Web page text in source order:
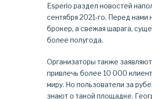
Esperio раздел новостей
сентября 2021-го. Перед нами
брокер, а свежая шарага,
более полугода.
Организаторы также
привлечь более 10 000
миру. Но пользователи за
знают о такой площадке.